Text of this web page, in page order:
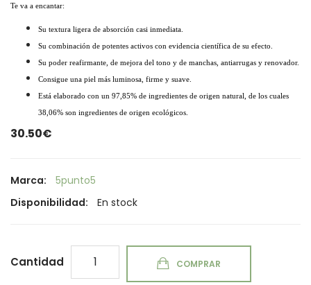
Te va a encantar:
Su textura ligera de absorción casi inmediata.
Su combinación de potentes activos con evidencia científica de su efecto.
Su poder reafirmante, de mejora del tono y de manchas, antiarrugas y renovador.
Consigue una piel más luminosa, firme y suave.
Está elaborado con un 97,85% de ingredientes de origen natural, de los cuales
38,06% son ingredientes de origen ecológicos.
30.50€
Marca:
5punto5
Disponibilidad:
En stock
Cantidad COMPRAR